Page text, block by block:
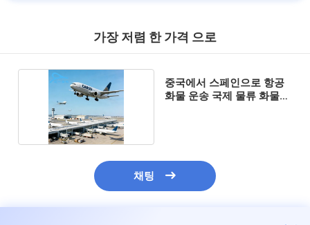
가장 저렴 한 가격 으로
중국에서 스페인으로 항공
화물 운송 국제 물류 화물
채팅